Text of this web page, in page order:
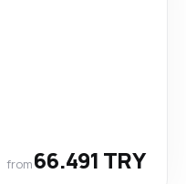
from66.491 TRY